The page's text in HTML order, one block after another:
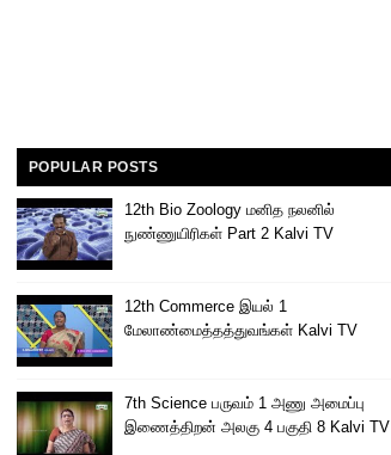
POPULAR POSTS
12th Bio Zoology மனித நலனில்
நுண்ணுயிரிகள் Part 2 Kalvi TV
12th Commerce இயல் 1
மேலாண்மைத்தத்துவங்கள் Kalvi TV
7th Science பருவம் 1 அணு அமைப்பு
இணைத்திறன் அலகு 4 பகுதி 8 Kalvi TV